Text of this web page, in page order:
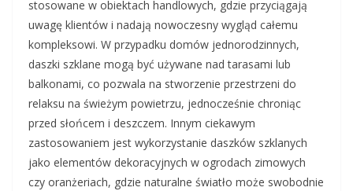
stosowane w obiektach handlowych, gdzie przyciągają
uwagę klientów i nadają nowoczesny wygląd całemu
kompleksowi. W przypadku domów jednorodzinnych,
daszki szklane mogą być używane nad tarasami lub
balkonami, co pozwala na stworzenie przestrzeni do
relaksu na świeżym powietrzu, jednocześnie chroniąc
przed słońcem i deszczem. Innym ciekawym
zastosowaniem jest wykorzystanie daszków szklanych
jako elementów dekoracyjnych w ogrodach zimowych
czy oranżeriach, gdzie naturalne światło może swobodnie